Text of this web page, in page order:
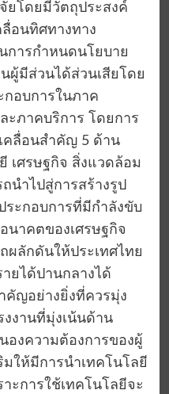
ยโดยมีวัตถุประสงค์
อนทิศทางทาง
การกำหนดนโยบาย
ผู้มีส่วนได้ส่วนเสียโดย
กอบการในภาค
ะภาคบริการ โดยการ
คลื่อนสำคัญ 5 ด้าน
เศรษฐกิจ สิ่งแวดล้อม
นำไปสู่การสร้างรูป
ระกอบการที่มีกำลังขับ
นาคตของเศรษฐกิจ
ผลักดันให้ประเทศไทย
ยได้ปานกลางได้
คัญอย่างยิ่งที่ควรมุ่ง
งานที่มุ่งเน้นด้าน
องความต้องการของผู้
มให้มีการนำเทคโนโลยี
ะการใช้เทคโนโลยีจะ